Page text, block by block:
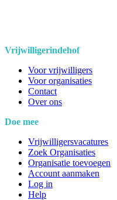
Vrijwilligerindehof
Voor vrijwilligers
Voor organisaties
Contact
Over ons
Doe mee
Vrijwilligersvacatures
Zoek Organisaties
Organisatie toevoegen
Account aanmaken
Log in
Help